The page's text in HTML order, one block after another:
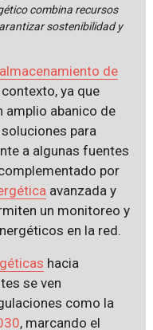
combina recursos
sostenibilidad y
almacenamiento de
ya que
amplio abanico de
para
a algunas fuentes
por
avanzada y
un monitoreo y
en la red.
hacia
se ven
como la
, marcando el